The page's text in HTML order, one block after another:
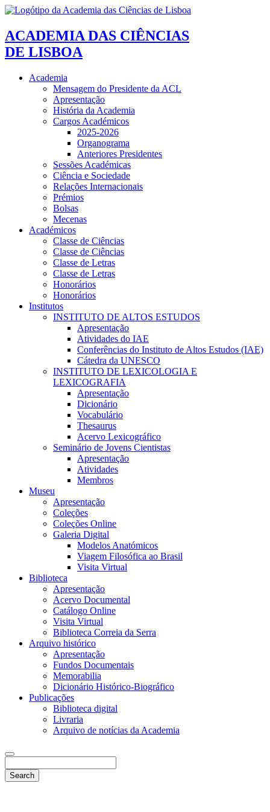
ACADEMIA DAS CIÊNCIAS
DE LISBOA
Academia
Mensagem do Presidente da ACL
Apresentação
História da Academia
Cargos Académicos
2025-2026
Organograma
Anteriores Presidentes
Sessões Académicas
Ciência e Sociedade
Relações Internacionais
Prémios
Bolsas
Mecenas
Académicos
Classe de Ciências
Classe de Ciências
Classe de Letras
Classe de Letras
Honorários
Honorários
Institutos
INSTITUTO DE ALTOS ESTUDOS
Apresentação
Atividades do IAE
Conferências do Instituto de Altos Estudos (IAE)
Cátedra da UNESCO
INSTITUTO DE LEXICOLOGIA E
LEXICOGRAFIA
Apresentação
Dicionário
Vocabulário
Thesaurus
Acervo Lexicográfico
Seminário de Jovens Cientistas
Apresentação
Atividades
Membros
Museu
Apresentação
Coleções
Coleções Online
Galeria Digital
Modelos Anatómicos
Viagem Filosófica ao Brasil
Visita Virtual
Biblioteca
Apresentação
Acervo Documental
Catálogo Online
Visita Virtual
Biblioteca Correia da Serra
Arquivo histórico
Apresentação
Fundos Documentais
Memorabilia
Dicionário Histórico-Biográfico
Publicações
Biblioteca digital
Livraria
Arquivo de notícias da Academia